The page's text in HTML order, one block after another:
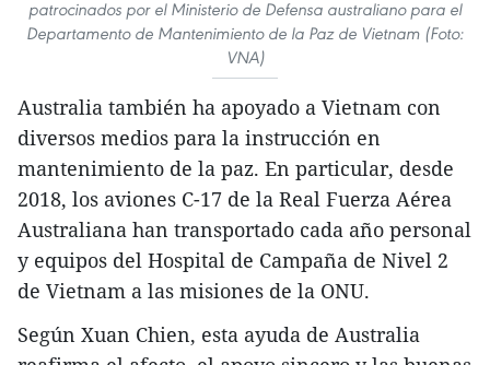
patrocinados por el Ministerio de Defensa australiano para el
Departamento de Mantenimiento de la Paz de Vietnam (Foto:
VNA)
Australia también ha apoyado a Vietnam con
diversos medios para la instrucción en
mantenimiento de la paz. En particular, desde
2018, los aviones C-17 de la Real Fuerza Aérea
Australiana han transportado cada año personal
y equipos del Hospital de Campaña de Nivel 2
de Vietnam a las misiones de la ONU.
Según Xuan Chien, esta ayuda de Australia